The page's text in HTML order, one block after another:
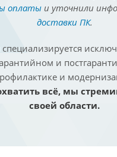
оплатыи уточнили
доставки ПК.
и
и
всё, мы
своей области.